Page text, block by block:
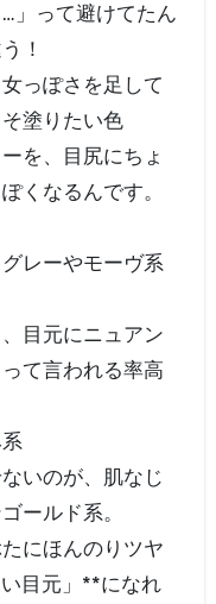
」って避けてたん
！
っぽさを足して
塗りたい色
を、目尻にちょ
くなるんです。
レーやモーヴ系
目元にニュアン
て言われる率高
いのが、肌なじ
ールド系。
にほんのりツヤ
目元」**になれ